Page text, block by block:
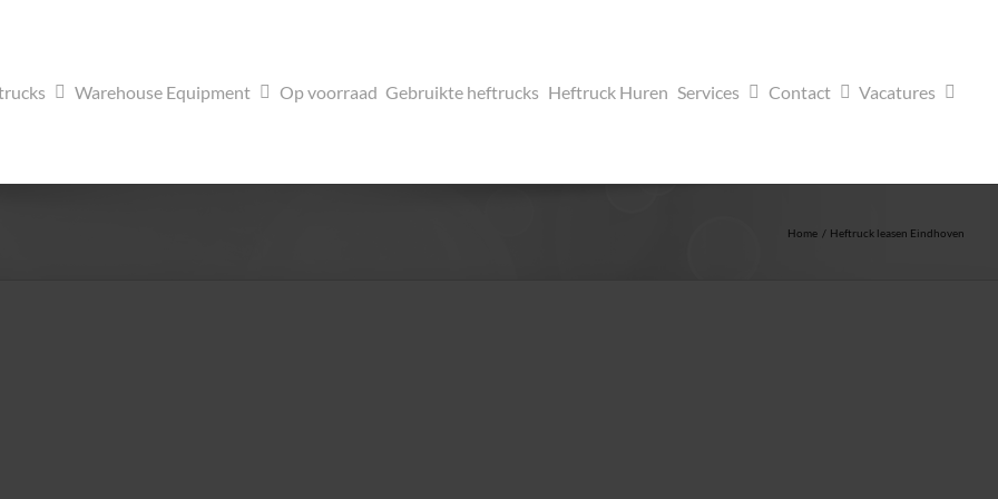
Warehouse Equipment Op voorraad Gebruikte heftrucks Heftruck Huren Services Contact Vacatures
Home Heftruck leasen Eindhoven